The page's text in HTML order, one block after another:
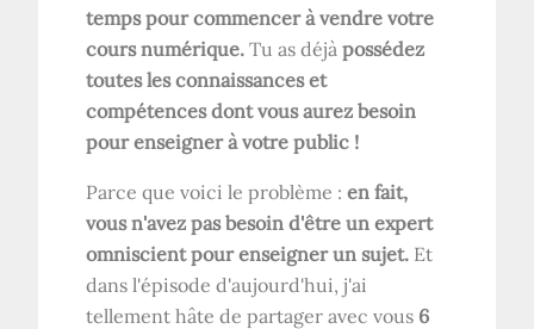
temps pour commencer à vendre votre
cours numérique. Tu as déjàpossédez
toutes les connaissances et
compétences dont vous aurez besoin
pour enseigner à votre public !
Parce que voici le problème :en fait,
vous n'avez pas besoin d'être un expert
omniscient pour enseigner un sujet. Et
dans l'épisode d'aujourd'hui, j'ai
tellement hâte de partager avec vous 6